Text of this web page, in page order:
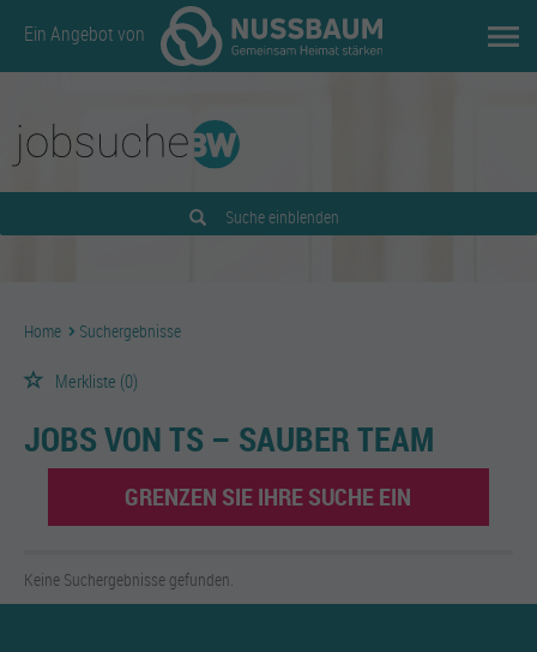
Ein Angebot von
Suche einblenden
Home Suchergebnisse
Merkliste (0)
JOBS VON TS – SAUBER TEAM
GRENZEN SIE IHRE SUCHE EIN
Keine Suchergebnisse gefunden.